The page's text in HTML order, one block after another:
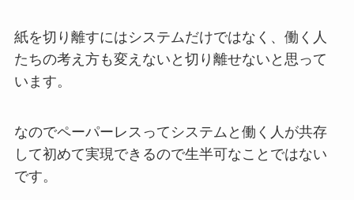
紙を切り離すにはシステムだけではなく、働く人
たちの考え方も変えないと切り離せないと思って
います。
なのでペーパーレスってシステムと働く人が共存
して初めて実現できるので生半可なことではない
です。